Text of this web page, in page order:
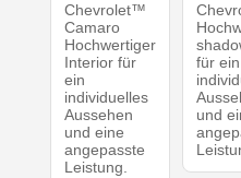
Chevrolet™
Camaro
Hochwertiger
Interior für
ein
individuelles
Aussehen
und eine
angepasste
Leistung.
für ein
und